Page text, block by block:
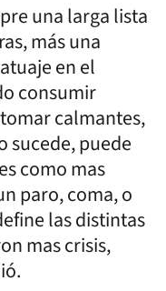
una larga lista
más una
en el
consumir
calmantes,
sucede, puede
como mas
paro, coma, o
las distintas
mas crisis,